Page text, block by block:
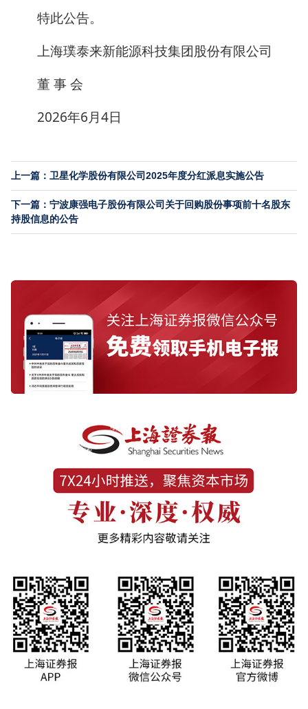
特此公告。
上海璞泰来新能源科技集团股份有限公司
董 事 会
2026年6月4日
上一篇：卫星化学股份有限公司2025年度分红派息实施公告
下一篇：宁波康强电子股份有限公司关于回购股份事项前十名股东
持股信息的公告